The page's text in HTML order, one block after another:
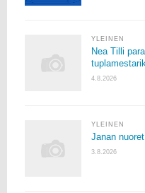
YLEINEN
Nea Tilli
4.8.2026
YLEINEN
Janan
3.8.2026